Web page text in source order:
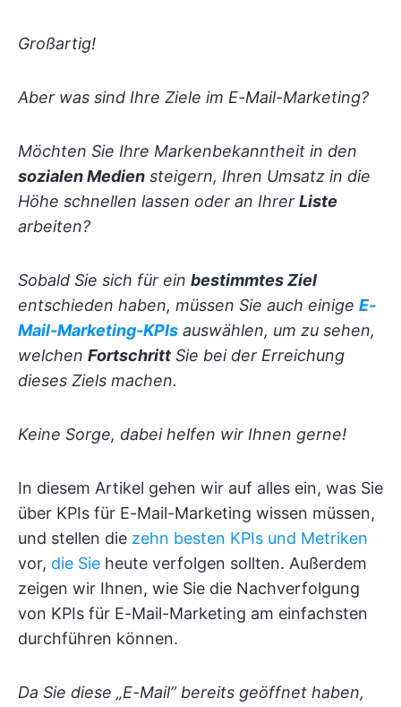
Großartig!
Aber was sind Ihre Ziele im E-Mail-Marketing?
Möchten Sie Ihre Markenbekanntheit in den
sozialen Medien steigern, Ihren Umsatz in die
Höhe schnellen lassen oder an Ihrer Liste
arbeiten?
Sobald Sie sich für ein bestimmtes Ziel
entschieden haben, müssen Sie auch einige E-
Mail-Marketing-KPIs auswählen, um zu sehen,
welchen Fortschritt Sie bei der Erreichung
dieses Ziels machen.
Keine Sorge, dabei helfen wir Ihnen gerne!
In diesem Artikel gehen wir auf alles ein, was Sie
über KPIs für E-Mail-Marketing wissen müssen,
und stellen die zehn besten KPIs und Metriken
vor, die Sie heute verfolgen sollten. Außerdem
zeigen wir Ihnen, wie Sie die Nachverfolgung
von KPIs für E-Mail-Marketing am einfachsten
durchführen können.
Da Sie diese „E-Mail” bereits geöffnet haben,